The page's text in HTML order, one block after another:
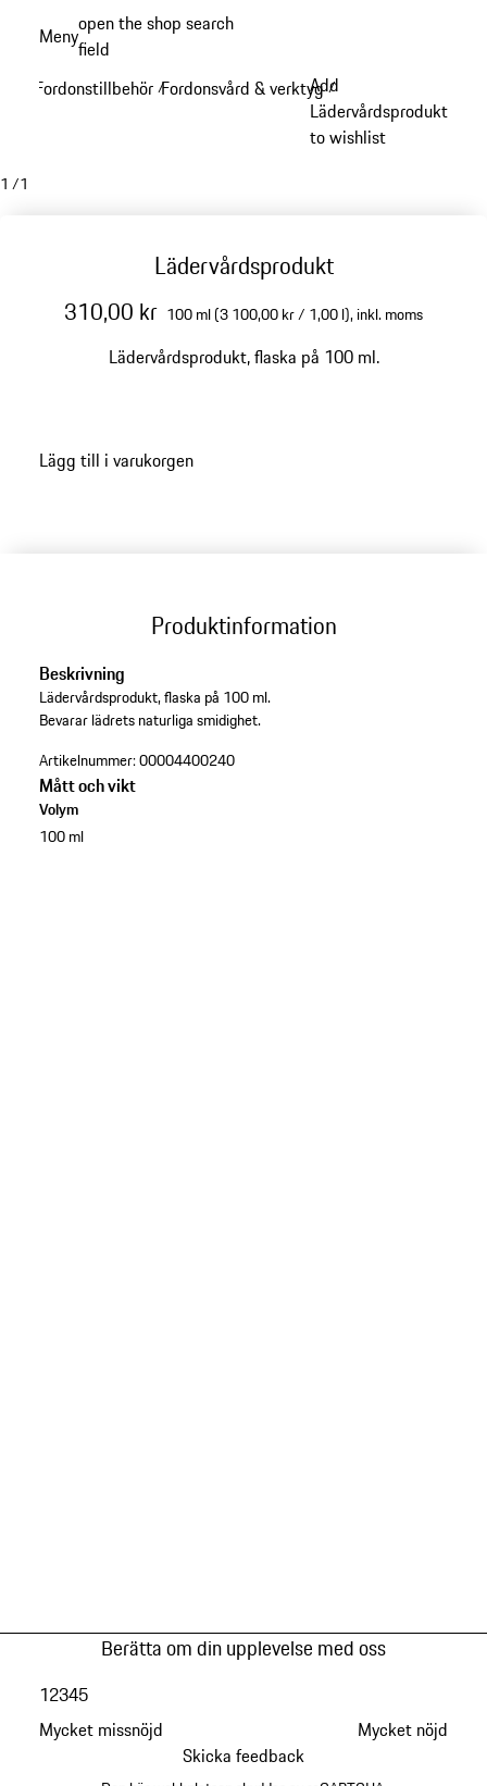
Menyopen the shop search
field
Fordonstillbehör /Fordonsvård & verktyg/
Add
Lädervårdsprodukt
to wishlist
1 /1
Lädervårdsprodukt
310,00 kr 100 ml (3 100,00 kr / 1,00 l),inkl. moms
Lädervårdsprodukt, flaska på 100 ml.
Lägg till i varukorgen
Produktinformation
Beskrivning
Lädervårdsprodukt, flaska på 100 ml.
Bevarar lädrets naturliga smidighet.
Artikelnummer:00004400240
Mått och vikt
Volym
100 ml
Berätta om din upplevelse med oss
Mycket missnöjd
12345
Mycket nöjd
Skicka feedback